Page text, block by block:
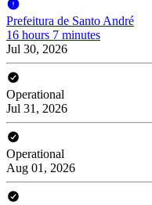
Prefeitura de Santo André
16 hours 7 minutes
Jul 30, 2026
Operational
Jul 31, 2026
Operational
Aug 01, 2026